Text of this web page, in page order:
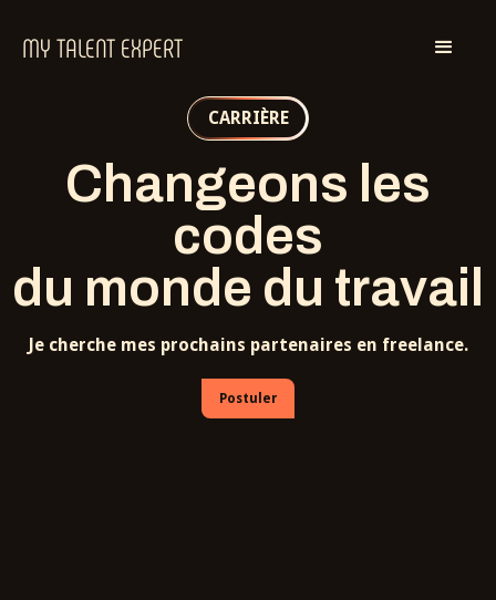
MY TALENT EXPERT
CARRIÈRE
Changeons les
codes
du monde du travail
Je cherche mes prochains partenaires en freelance.
Postuler